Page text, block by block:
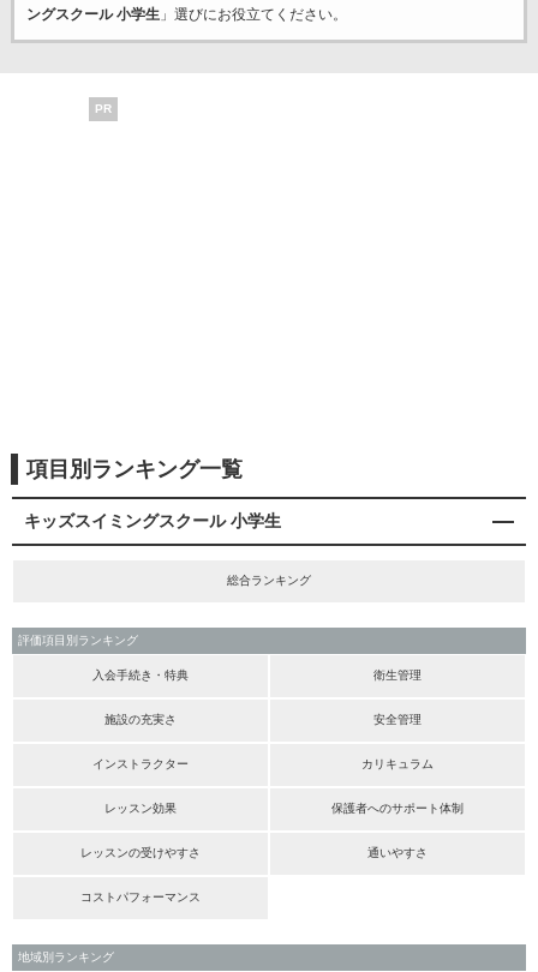
ングスクール 小学生」選びにお役立てください。
PR
項目別ランキング一覧
キッズスイミングスクール 小学生
総合ランキング
評価項目別ランキング
入会手続き・特典 衛生管理
施設の充実さ 安全管理
インストラクター カリキュラム
レッスン効果 保護者へのサポート体制
レッスンの受けやすさ 通いやすさ
コストパフォーマンス
地域別ランキング